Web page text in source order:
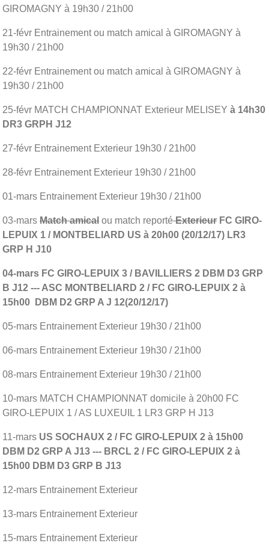
GIROMAGNY à 19h30 / 21h00
21-févr Entrainement ou match amical à GIROMAGNY à
19h30 / 21h00
22-févr Entrainement ou match amical à GIROMAGNY à
19h30 / 21h00
25-févr MATCH CHAMPIONNAT Exterieur MELISEY à 14h30
DR3 GRPH J12
27-févr Entrainement Exterieur 19h30 / 21h00
28-févr Entrainement Exterieur 19h30 / 21h00
01-mars Entrainement Exterieur 19h30 / 21h00
03-mars Match amical ou match reportéExterieur FC GIRO-
LEPUIX 1 / MONTBELIARD US à 20h00 (20/12/17) LR3
GRP H J10
04-mars FC GIRO-LEPUIX 3 / BAVILLIERS 2 DBM D3 GRP
B J12 --- ASC MONTBELIARD 2 / FC GIRO-LEPUIX 2 à
15h00 DBM D2 GRP A J 12(20/12/17)
05-mars Entrainement Exterieur 19h30 / 21h00
06-mars Entrainement Exterieur 19h30 / 21h00
08-mars Entrainement Exterieur 19h30 / 21h00
10-mars MATCH CHAMPIONNAT domicile à 20h00 FC
GIRO-LEPUIX 1 / AS LUXEUIL 1 LR3 GRP H J13
11-mars US SOCHAUX 2 / FC GIRO-LEPUIX 2 à 15h00
DBM D2 GRP A J13 --- BRCL 2 / FC GIRO-LEPUIX 2 à
15h00 DBM D3 GRP B J13
12-mars Entrainement Exterieur
13-mars Entrainement Exterieur
15-mars Entrainement Exterieur